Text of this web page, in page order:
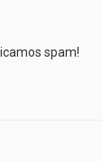
spam!